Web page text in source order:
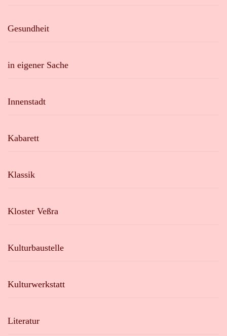
Gesundheit
in eigener Sache
Innenstadt
Kabarett
Klassik
Kloster Veßra
Kulturbaustelle
Kulturwerkstatt
Literatur